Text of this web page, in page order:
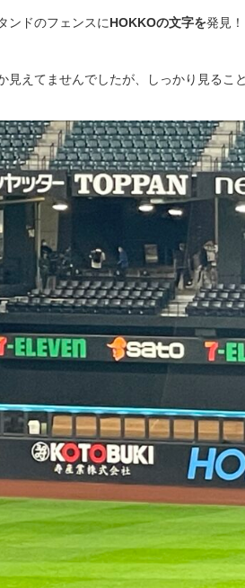
ンドのフェンスにHOKKOの文字を発見！
見えてませんでしたが、しっかり見るこ